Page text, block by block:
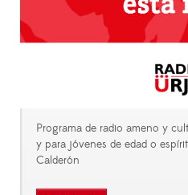
Programa de radio ameno y
y para jóvenes de edad o
Calderón